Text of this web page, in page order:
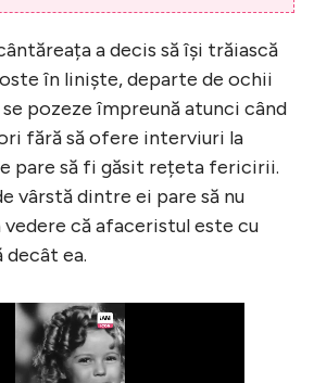
cont
cont
a decis să își trăiască
în liniște, departe de ochii
pozeze împreună atunci când
fără să ofere interviuri la
pare să fi găsit rețeta fericirii.
vârstă dintre ei pare să nu
că afaceristul este cu
decât ea.